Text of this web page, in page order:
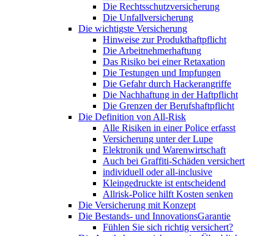
Die Rechtsschutzversicherung
Die Unfallversicherung
Die wichtigste Versicherung
Hinweise zur Produkthaftpflicht
Die Arbeitnehmerhaftung
Das Risiko bei einer Retaxation
Die Testungen und Impfungen
Die Gefahr durch Hackerangriffe
Die Nachhaftung in der Haftpflicht
Die Grenzen der Berufshaftpflicht
Die Definition von All-Risk
Alle Risiken in einer Police erfasst
Versicherung unter der Lupe
Elektronik und Warenwirtschaft
Auch bei Graffiti-Schäden versichert
individuell oder all-inclusive
Kleingedruckte ist entscheidend
Allrisk-Police hilft Kosten senken
Die Versicherung mit Konzept
Die Bestands- und InnovationsGarantie
Fühlen Sie sich richtig versichert?